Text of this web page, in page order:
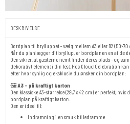
BESKRIVELSE
Bordplan til brylluppet – vælg mellem A3 eller B2 (50×70
Når du planlægger dit bryllup, er bordplanen en af de
Den sikrer, at gæsterne nemt finder deres plads – og
dekorativt element i din fest. Hos Cloud Celebration
efter hvor synlig og eksklusiv du ønsker din bordplan:
🖼️A3 – på kraftigt karton
Den klassiske A3-størrelse (29,7 x 42 cm) er perfekt,
bordplan på kraftigt karton.
Den er ideel til:
Indramning i en smuk billedramme